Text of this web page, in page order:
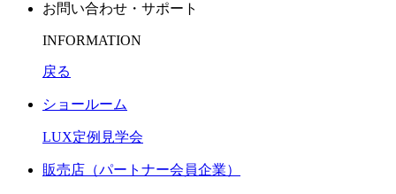
お問い合わせ・サポート
INFORMATION
戻る
ショールーム
LUX定例見学会
販売店（パートナー会員企業）